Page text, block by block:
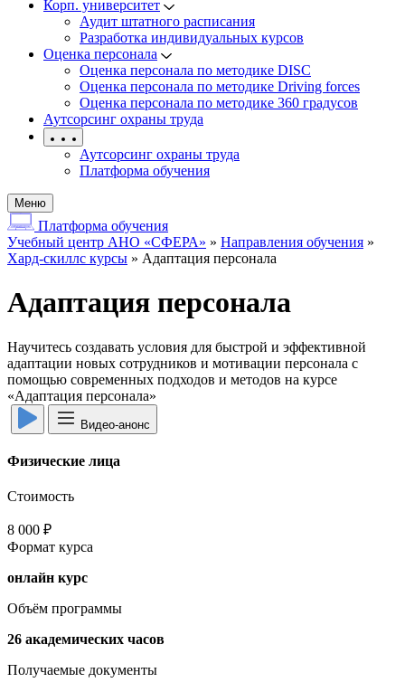
Корп. университет
Аудит штатного расписания
Разработка индивидуальных курсов
Оценка персонала
Оценка персонала по методике DISC
Оценка персонала по методике Driving forces
Оценка персонала по методике 360 градусов
Аутсорсинг охраны труда
Аутсорсинг охраны труда
Платформа обучения
Меню
Платформа обучения
Учебный центр АНО «СФЕРА» » Направления обучения »
Хард-скиллс курсы » Адаптация персонала
Адаптация персонала
Научитесь создавать условия для быстрой и эффективной
адаптации новых сотрудников и мотивации персонала с
помощью современных подходов и методов на курсе
«Адаптация персонала»
Видео-анонс
Физические лица
Стоимость
8 000 ₽
Формат курса
онлайн курс
Объём программы
26 академических часов
Получаемые документы